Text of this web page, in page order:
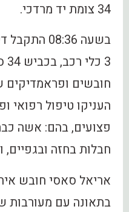
34 צומת יד מרדכי.
בשעה 08:36
חובשים ופראמדיקים
חבלות בחזה ובגפיים, ו- 2 פצועים במצב
אריאל סאסי חובש
בתאונה עם מעורבות